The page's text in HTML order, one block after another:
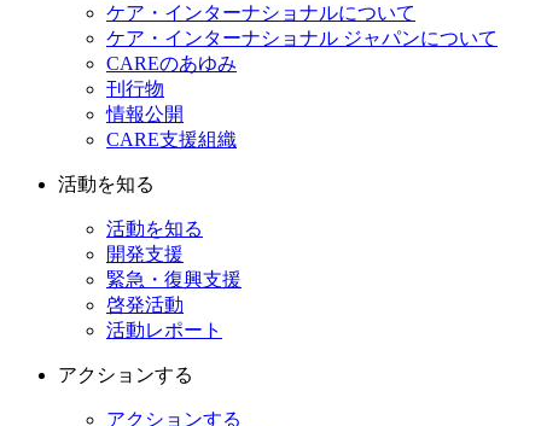
ケア・インターナショナルについて
ケア・インターナショナル ジャパンについて
CAREのあゆみ
刊行物
情報公開
CARE支援組織
活動を知る
活動を知る
開発支援
緊急・復興支援
啓発活動
活動レポート
アクションする
アクションする